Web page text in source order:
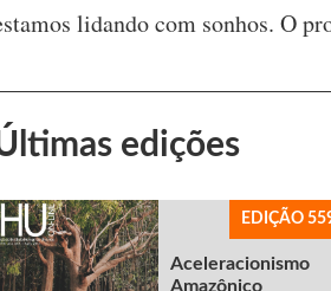
lidando com sonhos. O
edições
EDIÇÃO
Aceleracionismo
Amazônico